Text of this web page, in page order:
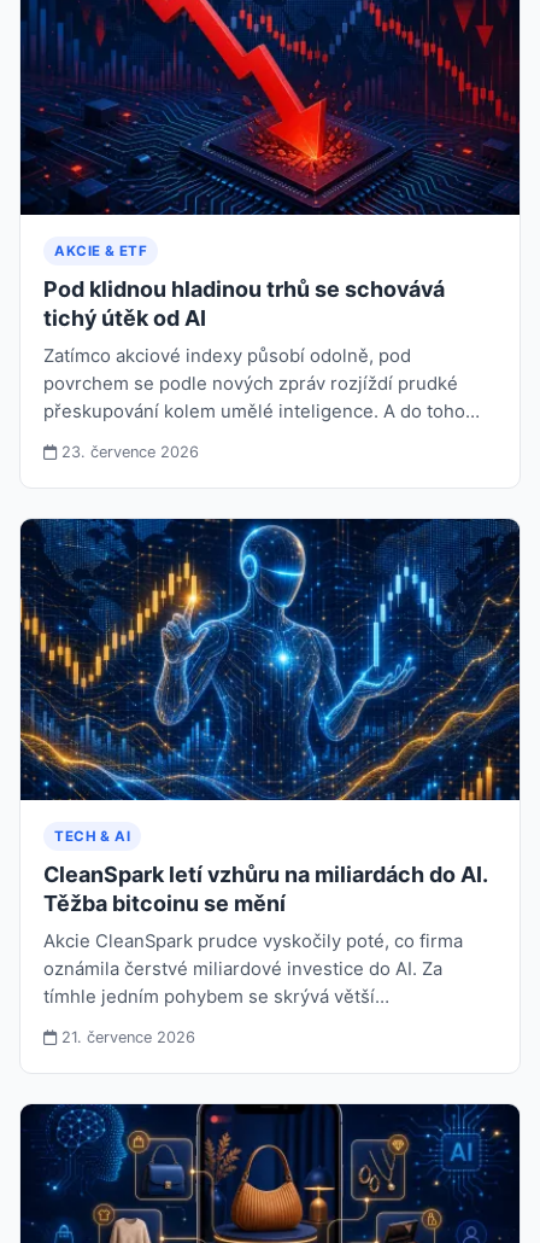
AKCIE & ETF
Pod klidnou hladinou trhů se schovává
tichý útěk od AI
Zatímco akciové indexy působí odolně, pod
povrchem se podle nových zpráv rozjíždí prudké
přeskupování kolem umělé inteligence. A do toho…
23. července 2026
TECH & AI
CleanSpark letí vzhůru na miliardách do AI.
Těžba bitcoinu se mění
Akcie CleanSpark prudce vyskočily poté, co firma
oznámila čerstvé miliardové investice do AI. Za
tímhle jedním pohybem se skrývá větší…
21. července 2026